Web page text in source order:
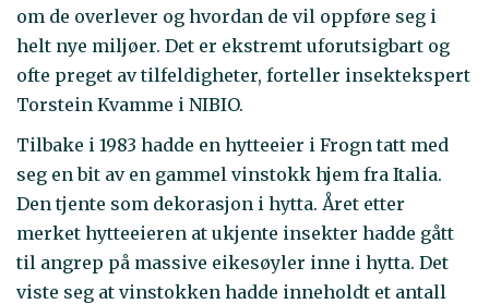
om de overlever og hvordan de vil oppføre seg i
helt nye miljøer. Det er ekstremt uforutsigbart og
ofte preget av tilfeldigheter, forteller insektekspert
Torstein Kvamme i NIBIO.
Tilbake i 1983 hadde en hytteeier i Frogn tatt med
seg en bit av en gammel vinstokk hjem fra Italia.
Den tjente som dekorasjon i hytta. Året etter
merket hytteeieren at ukjente insekter hadde gått
til angrep på massive eikesøyler inne i hytta. Det
viste seg at vinstokken hadde inneholdt et antall